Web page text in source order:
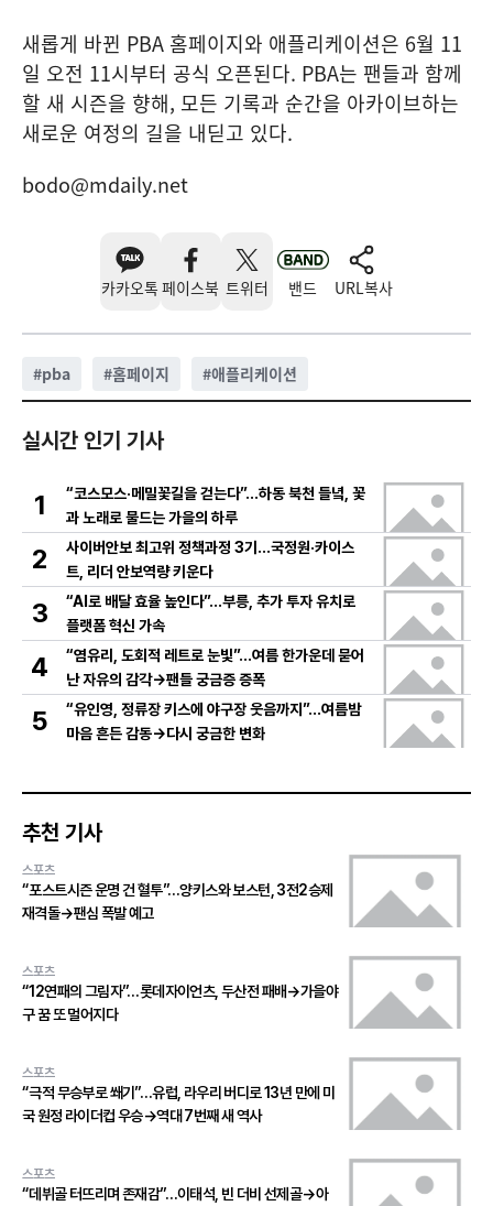
새롭게 바뀐 PBA 홈페이지와 애플리케이션은 6월 11
일 오전 11시부터 공식 오픈된다. PBA는 팬들과 함께
할 새 시즌을 향해, 모든 기록과 순간을 아카이브하는
새로운 여정의 길을 내딛고 있다.
bodo@mdaily.net
카카오톡 페이스북 트위터 밴드 URL복사
#pba #홈페이지 #애플리케이션
실시간 인기 기사
1
“코스모스·메밀꽃길을 걷는다”…하동 북천 들녘, 꽃
과 노래로 물드는 가을의 하루
2
사이버안보 최고위 정책과정 3기…국정원·카이스
트, 리더 안보역량 키운다
3
“AI로 배달 효율 높인다”…부릉, 추가 투자 유치로
플랫폼 혁신 가속
4
“염유리, 도회적 레트로 눈빛”…여름 한가운데 묻어
난 자유의 감각→팬들 궁금증 증폭
5
“유인영, 정류장 키스에 야구장 웃음까지”…여름밤
마음 흔든 감동→다시 궁금한 변화
추천 기사
스포츠
“포스트시즌 운명 건 혈투”…양키스와 보스턴, 3전2승제
재격돌→팬심 폭발 예고
스포츠
“12연패의 그림자”…롯데자이언츠, 두산전 패배→가을야
구 꿈 또 멀어지다
스포츠
“극적 무승부로 쐐기”…유럽, 라우리 버디로 13년 만에 미
국 원정 라이더컵 우승→역대 7번째 새 역사
스포츠
“데뷔골 터뜨리며 존재감”…이태석, 빈 더비 선제골→아